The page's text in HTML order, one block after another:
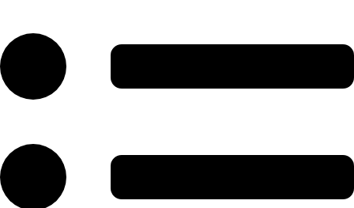
محتوا